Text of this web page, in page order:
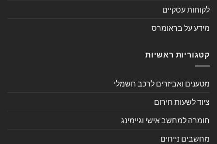
לקוחות עסקיים
מידע על בראומרס
קטגוריות ראשיות
מטענים ואביזרים לרכב חשמלי
ציוד לשעות חירום
חומרה למחשב אישי וגיימינג
מחשבים נייחים